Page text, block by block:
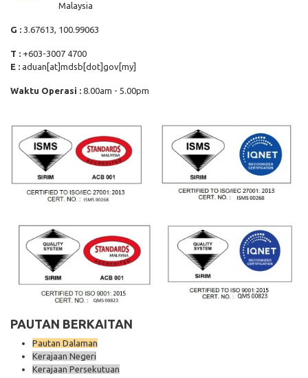
Malaysia
G : 3.67613, 100.99063
T : +603-3007 4700
E : aduan[at]mdsb[dot]gov[my]
Waktu Operasi : 8.00am - 5.00pm
PAUTAN BERKAITAN
Pautan Dalaman
Kerajaan Negeri
Kerajaan Persekutuan